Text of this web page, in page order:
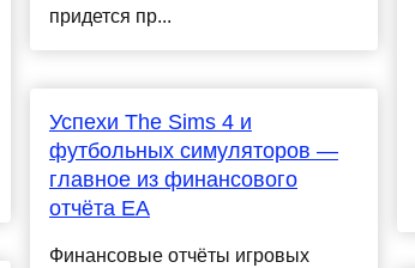
придется пр...
Успехи The Sims 4 и
футбольных симуляторов —
главное из финансового
отчёта EA
Финансовые отчёты игровых